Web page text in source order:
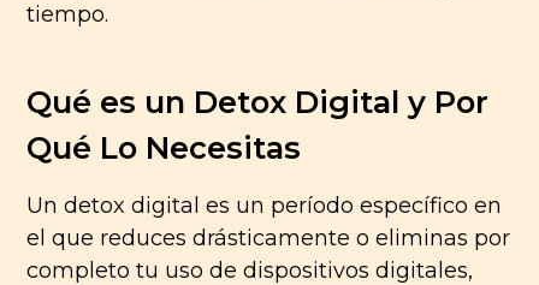
tiempo.
Qué es un Detox Digital y Por
Qué Lo Necesitas
Un detox digital es un período específico en
el que reduces drásticamente o eliminas por
completo tu uso de dispositivos digitales,